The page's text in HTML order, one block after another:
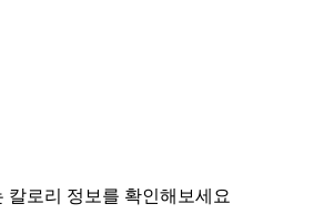
칼로리 정보를 확인해보세요